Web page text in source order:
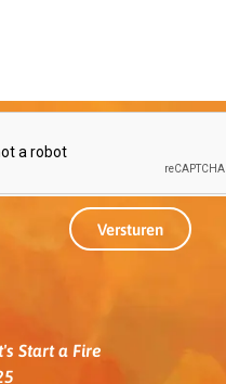
Versturen
Start a Fire